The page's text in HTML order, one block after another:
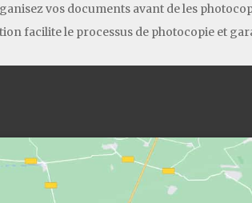
vos documents avant de les
facilite le processus de photocopie et